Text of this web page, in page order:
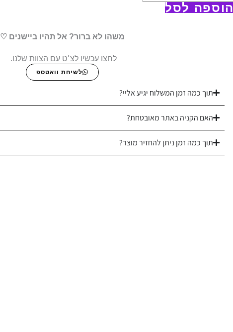
הוספה לסל
משהו לא ברור? אל תהיו ביישנים ♡
לחצו עכשיו לצ׳ט עם הצוות שלנו.
לשיחת וואטספ
תוך כמה זמן המשלוח יגיע אליי?
האם הקניה באתר מאובטחת?
תוך כמה זמן ניתן להחזיר מוצר?